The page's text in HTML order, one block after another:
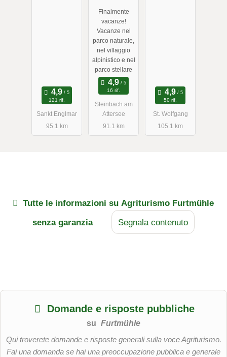
121 rif.
Sankt Englmar
95.1 km
of
Finalmente
vacanze!
Vacanze nel
parco naturale,
nel villaggio
alpinistico e nel
parco stellare
16 rif.
Steinbach am
Attersee
91.1 km
50 rif.
St. Wolfgang
105.1 km
Tutte le informazioni su Agriturismo Furtmühle
senza garanzia
Segnala contenuto
Domande e risposte pubbliche
su Furtmühle
Qui troverete domande e risposte generali sulla voce Agriturismo.
Fai una domanda se hai una preoccupazione pubblica e generale